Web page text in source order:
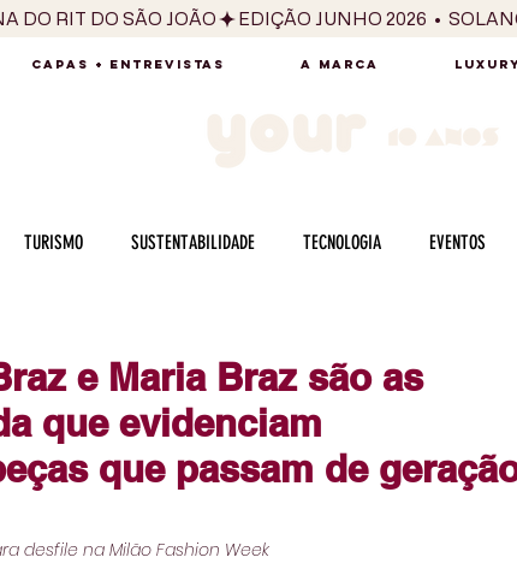
DO RIT DO SÃO JOÃO
CAPAS + ENTREVISTAS A MARCA
TURISMO SUSTENTABILIDADE TECNOLOGIA EVENTOS
VINHOS SABOR SEXUALIDADE
e Maria Braz são as
que evidenciam
que passam de
desfile na Milão Fashion Week